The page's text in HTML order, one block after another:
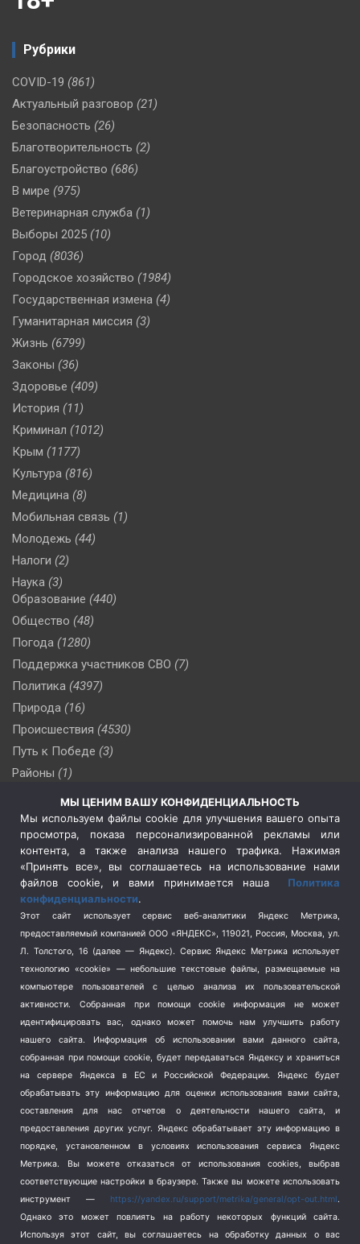
Рубрики
COVID-19 (861)
Актуальный разговор (21)
Безопасность (26)
Благотворительность (2)
Благоустройство (686)
В мире (975)
Ветеринарная служба (1)
Выборы 2025 (10)
Город (8036)
Городское хозяйство (1984)
Государственная измена (4)
Гуманитарная миссия (3)
Жизнь (6799)
Законы (36)
Здоровье (409)
История (11)
Криминал (1012)
Крым (1177)
Культура (816)
Медицина (8)
Мобильная связь (1)
Молодежь (44)
Налоги (2)
Наука (3)
Образование (440)
Общество (48)
Погода (1280)
Поддержка участников СВО (7)
Политика (4397)
Природа (16)
Происшествия (4530)
Путь к Победе (3)
Районы (1)
(510)
Сельское хозяйство (3)
Социальная политика
(3)
Спецоперация в Украине
Спецоперация на Украине
(404)
Спорт (740)
Терроризм (1)
Транспорт (262)
Туризм (178)
Флот (76)
Школа и спорт (2)
Экология (8)
Экономика (1172)
МЫ ЦЕНИМ ВАШУ КОНФИДЕНЦИАЛЬНОСТЬ
Мы используем файлы cookie для улучшения вашего опыта
просмотра, показа персонализированной рекламы или
контента, а также анализа нашего трафика. Нажимая
«Принять все», вы соглашаетесь на использование нами
файлов cookie, и вами принимается наша Политика
конфиденциальности.
Этот сайт использует сервис веб-аналитики Яндекс Метрика,
предоставляемый компанией ООО «ЯНДЕКС», 119021, Россия, Москва, ул.
Л. Толстого, 16 (далее — Яндекс). Сервис Яндекс Метрика использует
технологию «cookie» — небольшие текстовые файлы, размещаемые на
компьютере пользователей с целью анализа их пользовательской
активности.
Собранная при помощи cookie информация не может
идентифицировать вас, однако может помочь нам улучшить работу
нашего сайта. Информация об использовании вами данного сайта,
собранная при помощи cookie, будет передаваться Яндексу и храниться
на сервере Яндекса в ЕС и Российской Федерации. Яндекс будет
обрабатывать эту информацию для оценки использования вами сайта,
составления для нас отчетов о деятельности нашего сайта, и
предоставления других услуг. Яндекс обрабатывает эту информацию в
порядке, установленном в условиях использования сервиса Яндекс
Метрика.
Вы можете отказаться от использования cookies, выбрав
соответствующие настройки в браузере. Также вы можете использовать
инструмент — https://yandex.ru/support/metrika/general/opt-out.html.
Однако это может повлиять на работу некоторых функций сайта.
Используя этот сайт, вы соглашаетесь на обработку данных о вас